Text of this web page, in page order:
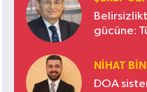
gücüne:
NIHAT
DOA